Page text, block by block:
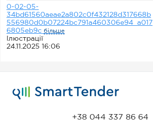
0-02-05-
34bd61560aeae2a802c0f432128d317668b
556980d0b07224bc791a460306e94_a017
6805eb9c більше
Ілюстрації
24.11.2025 16:06
+38 044 337 86 64